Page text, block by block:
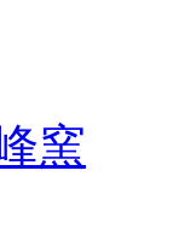
窯